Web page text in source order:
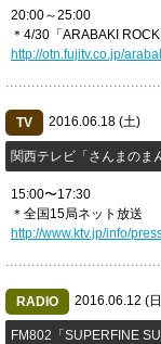
20:00～25:00
＊4/30「ARABAKI
http://otn.fujitv.co.jp/
TV 2016.06.18 (土)
関西テレビ「さんまのま
15:00〜17:30
＊全国15局ネット放送
http://www.ktv.jp/info/
RADIO 2016.06.12 (
FM802「SUPERFINE